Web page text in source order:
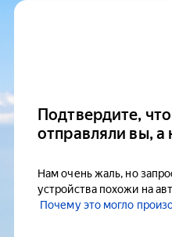
Подтвердите,
отправляли вы, а
Нам очень жаль, но
устройства похожи на
Почему это могло